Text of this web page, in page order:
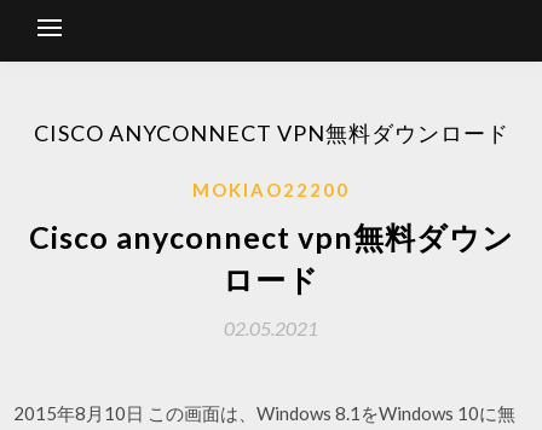
CISCO ANYCONNECT VPN無料ダウンロード
MOKIAO22200
Cisco anyconnect vpn無料ダウン
ロード
02.05.2021
2015年8月10日 この画面は、Windows 8.1をWindows 10に無